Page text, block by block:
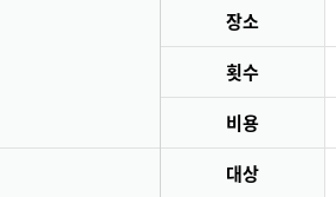
장소
횟수
비용
대상